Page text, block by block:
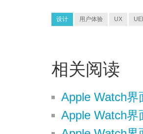
设计 用户体验 UX
相关阅读
Apple Watch
Apple Watch